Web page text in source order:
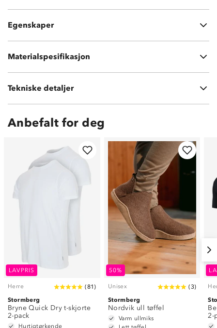
Egenskaper
Tåler oppvaskmaskin
Materialspesifikasjon
Lokk: Polypropylen og silikonpakning
Tekniske detaljer
Volum: 550 ml
Anbefalt for deg
LAVPRIS
Herre (81 )
Stormberg
Bryne Quick Dry t-skjorte
2-pack
Hurtigtørkende
50%
Unisex (3)
Stormberg
Nordvik ull tøffel
Varm ullmiks
2-